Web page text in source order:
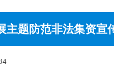
主题防范非法集资宣